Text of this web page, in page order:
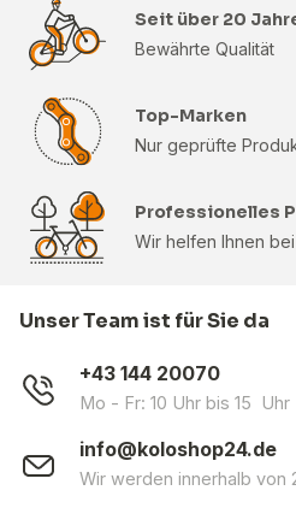
Seit über 20
Bewährte Qualität
Top-Marken
Nur geprüfte
Professionelles
Wir helfen Ihnen
Unser Team ist für Sie da
+43 144 20070
Mo - Fr: 10 Uhr bis 15 Uhr
info@koloshop24.de
Wir werden innerhalb von